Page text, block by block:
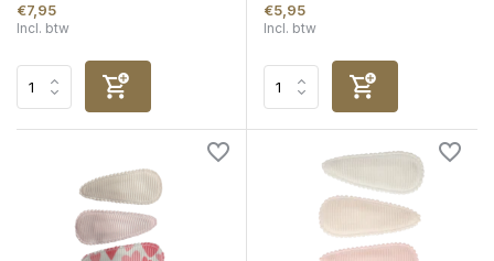
€7,95
Incl. btw
€5,95
Incl. btw